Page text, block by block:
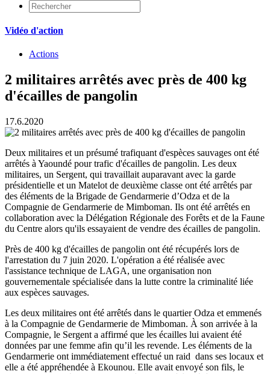
Vidéo d'action
Actions
2 militaires arrêtés avec près de 400 kg
d'écailles de pangolin
17.6.2020
Deux militaires et un présumé trafiquant d'espèces sauvages ont été
arrêtés à Yaoundé pour trafic d'écailles de pangolin. Les deux
militaires, un Sergent, qui travaillait auparavant avec la garde
présidentielle et un Matelot de deuxième classe ont été arrêtés par
des éléments de la Brigade de Gendarmerie d’Odza et de la
Compagnie de Gendarmerie de Mimboman. Ils ont été arrêtés en
collaboration avec la Délégation Régionale des Forêts et de la Faune
du Centre alors qu'ils essayaient de vendre des écailles de pangolin.
Près de 400 kg d'écailles de pangolin ont été récupérés lors de
l'arrestation du 7 juin 2020. L'opération a été réalisée avec
l'assistance technique de LAGA, une organisation non
gouvernementale spécialisée dans la lutte contre la criminalité liée
aux espèces sauvages.
Les deux militaires ont été arrêtés dans le quartier Odza et emmenés
à la Compagnie de Gendarmerie de Mimboman. À son arrivée à la
Compagnie, le Sergent a affirmé que les écailles lui avaient été
données par une femme afin qu’il les revende. Les éléments de la
Gendarmerie ont immédiatement effectué un raid dans ses locaux et
elle a été appréhendée à Ekounou. Elle avait envoyé son fils, le